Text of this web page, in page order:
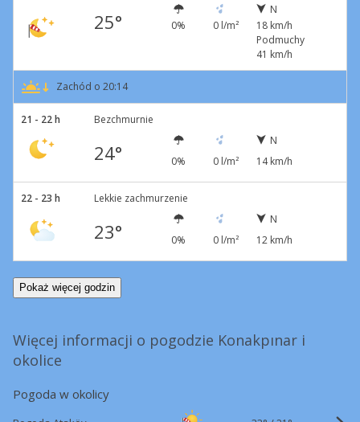
25° 0% 0 l/m²
N
18 km/h
Podmuchy
41 km/h
Zachód o 20:14
21 - 22 h Bezchmurnie
24° 0% 0 l/m²
N
14 km/h
22 - 23 h Lekkie zachmurzenie
23° 0% 0 l/m²
N
12 km/h
Pokaż więcej godzin
Więcej informacji o pogodzie Konakpınar i
okolice
Pogoda w okolicy